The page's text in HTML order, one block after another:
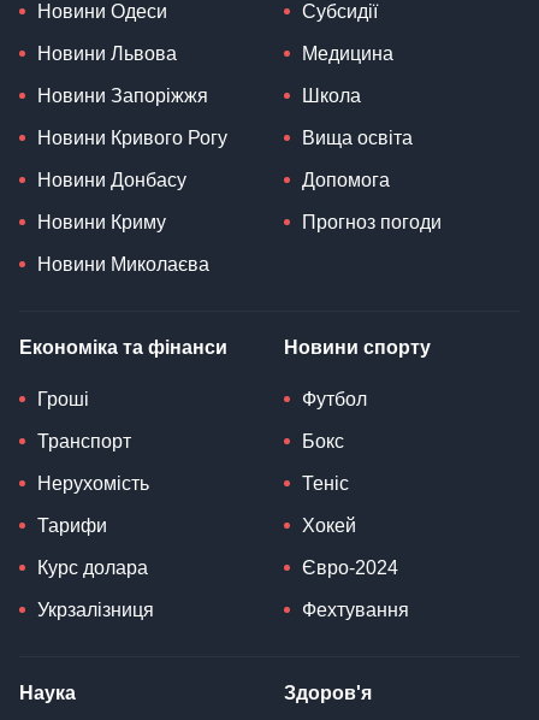
Новини Одеси
Новини Львова
Новини Запоріжжя
Новини Кривого Рогу
Новини Донбасу
Новини Криму
Новини Миколаєва
Субсидії
Медицина
Школа
Вища освіта
Допомога
Прогноз погоди
Економіка та фінанси
Гроші
Транспорт
Нерухомість
Тарифи
Курс долара
Укрзалізниця
Новини спорту
Футбол
Бокс
Теніс
Хокей
Євро-2024
Фехтування
Наука Здоров'я